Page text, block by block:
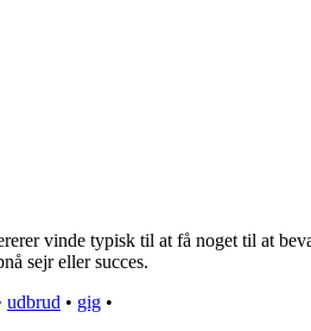
vinde typisk til at få noget til at
sejr eller succes.
udbrud • gig •